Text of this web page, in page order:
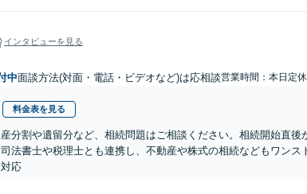
インタビューを見る
中面談方法(対面・電話・ビデオなど)は応相談営業時間：本日定休
料金表を見る
産分割や遺留分など、相続問題はご相談ください。相続開始直
法書士や税理士とも連携し、不動産や株式の相続などもワン
応